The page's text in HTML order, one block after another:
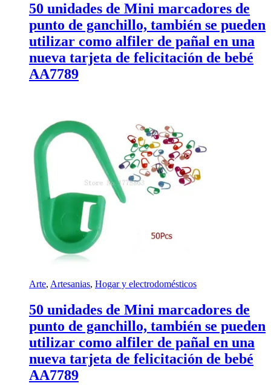
50 unidades de Mini marcadores de
punto de ganchillo, también se pueden
utilizar como alfiler de pañal en una
nueva tarjeta de felicitación de bebé
AA7789
Arte, Artesanias, Hogar y electrodomésticos
50 unidades de Mini marcadores de
punto de ganchillo, también se pueden
utilizar como alfiler de pañal en una
nueva tarjeta de felicitación de bebé
AA7789